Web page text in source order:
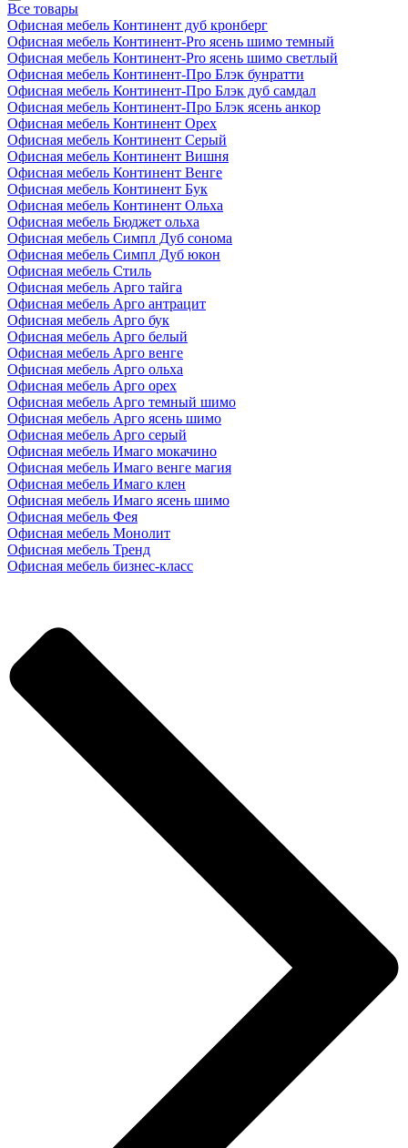
Все товары
Офисная мебель Континент дуб кронберг
Офисная мебель Континент-Pro ясень шимо темный
Офисная мебель Континент-Pro ясень шимо светлый
Офисная мебель Континент-Про Блэк бунратти
Офисная мебель Континент-Про Блэк дуб самдал
Офисная мебель Континент-Про Блэк ясень анкор
Офисная мебель Континент Орех
Офисная мебель Континент Серый
Офисная мебель Континент Вишня
Офисная мебель Континент Венге
Офисная мебель Континент Бук
Офисная мебель Континент Ольха
Офисная мебель Бюджет ольха
Офисная мебель Симпл Дуб сонома
Офисная мебель Симпл Дуб юкон
Офисная мебель Стиль
Офисная мебель Арго тайга
Офисная мебель Арго антрацит
Офисная мебель Арго бук
Офисная мебель Арго белый
Офисная мебель Арго венге
Офисная мебель Арго ольха
Офисная мебель Арго орех
Офисная мебель Арго темный шимо
Офисная мебель Арго ясень шимо
Офисная мебель Арго серый
Офисная мебель Имаго мокачино
Офисная мебель Имаго венге магия
Офисная мебель Имаго клен
Офисная мебель Имаго ясень шимо
Офисная мебель Фея
Офисная мебель Монолит
Офисная мебель Тренд
Офисная мебель бизнес-класс